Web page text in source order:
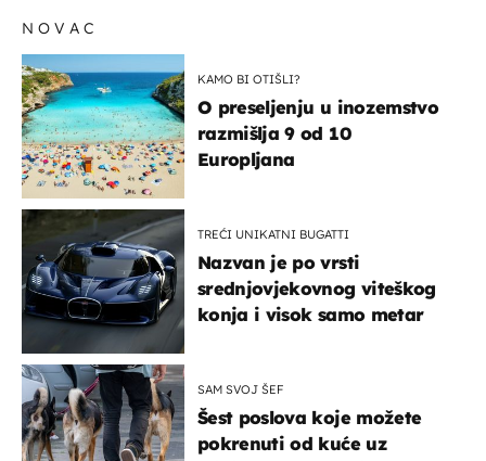
NOVAC
KAMO BI OTIŠLI?
O preseljenju u inozemstvo
razmišlja 9 od 10
Europljana
TREĆI UNIKATNI BUGATTI
Nazvan je po vrsti
srednjovjekovnog viteškog
konja i visok samo metar
SAM SVOJ ŠEF
Šest poslova koje možete
pokrenuti od kuće uz